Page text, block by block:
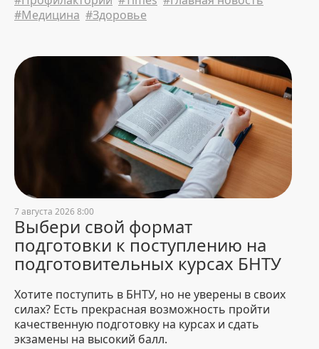
31 July 2026 18:09
БНТУ – дипломант
республиканского конкурса
«Лучший экспортер 2025 года»
31 July 2026 16:02 873
В Китае прошли переговоры
между БНТУ, Нанкинским
университетом и Sinomach
Digital Technology Corporation
31 July 2026 15:47 874
#Медицина #Здоровье
7 августа 2026 8:00
Выбери свой формат
подготовки к поступлению на
подготовительных курсах БНТУ
Хотите поступить в БНТУ, но не уверены в своих
силах? Есть прекрасная возможность пройти
качественную подготовку на курсах и сдать
экзамены на высокий балл.